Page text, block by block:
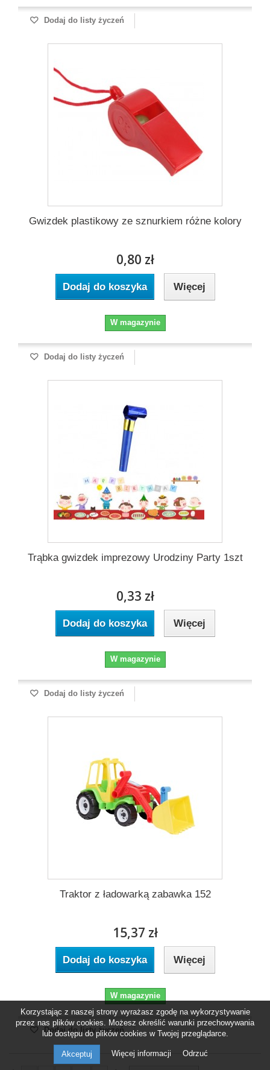
Dodaj do listy życzeń
Gwizdek plastikowy ze sznurkiem różne kolory
0,80 zł
Dodaj do koszyka Więcej
W magazynie
Dodaj do listy życzeń
Trąbka gwizdek imprezowy Urodziny Party 1szt
0,33 zł
Dodaj do koszyka Więcej
W magazynie
Dodaj do listy życzeń
Traktor z ładowarką zabawka 152
15,37 zł
Dodaj do koszyka Więcej
W magazynie
Dodaj do listy życzeń
Korzystając z naszej strony wyrażasz zgodę na wykorzystywanie
przez nas plików cookies. Możesz określić warunki przechowywania
lub dostępu do plików cookies w Twojej przeglądarce.
Akceptuj Więcej informacji Odrzuć